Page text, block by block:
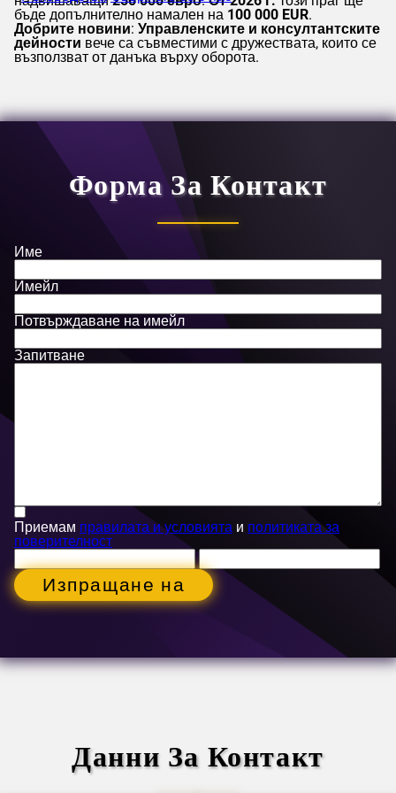
бъде допълнително намален на 100 000 EUR.
Добрите новини: Управленските и консултантските
дейности вече са съвместими с дружествата, които се
възползват от данъка върху оборота.
Форма За Контакт
Име
Имейл
Потвърждаване на имейл
Запитване
Приемам правилата и условията и политиката за
поверителност
Изпращане на
Данни За Контакт